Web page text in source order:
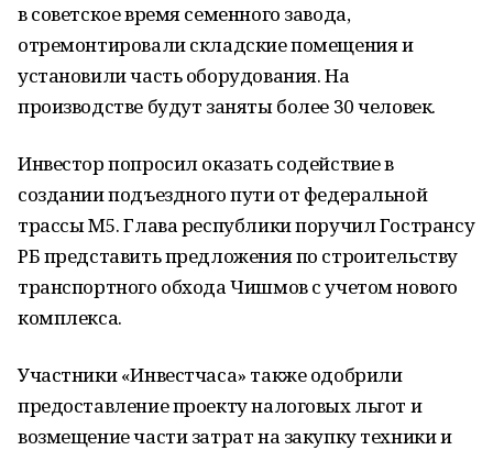
в советское время семенного завода,
отремонтировали складские помещения и
установили часть оборудования. На
производстве будут заняты более 30 человек.
Инвестор попросил оказать содействие в
создании подъездного пути от федеральной
трассы М5. Глава республики поручил Гострансу
РБ представить предложения по строительству
транспортного обхода Чишмов с учетом нового
комплекса.
Участники «Инвестчаса» также одобрили
предоставление проекту налоговых льгот и
возмещение части затрат на закупку техники и